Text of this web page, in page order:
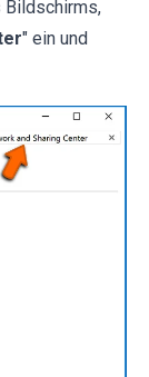
Bildschirms,
" ein und